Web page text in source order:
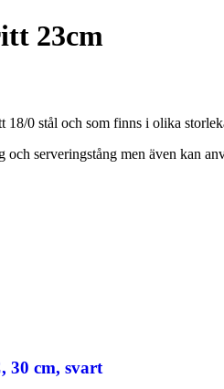
23cm
0 stål och som finns i olika
och serveringstång men även kan
30 cm, svart